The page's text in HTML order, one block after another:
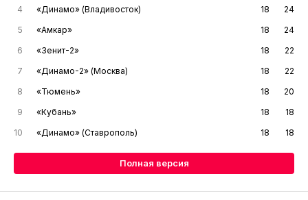
4
«Динамо» (Владивосток) 18
24
5
«Амкар» 18
24
6
«Зенит-2» 18
22
7
«Динамо-2» (Москва) 18
22
8
«Тюмень» 18
20
9
«Кубань» 18
18
10
«Динамо» (Ставрополь) 18 18
Полная версия